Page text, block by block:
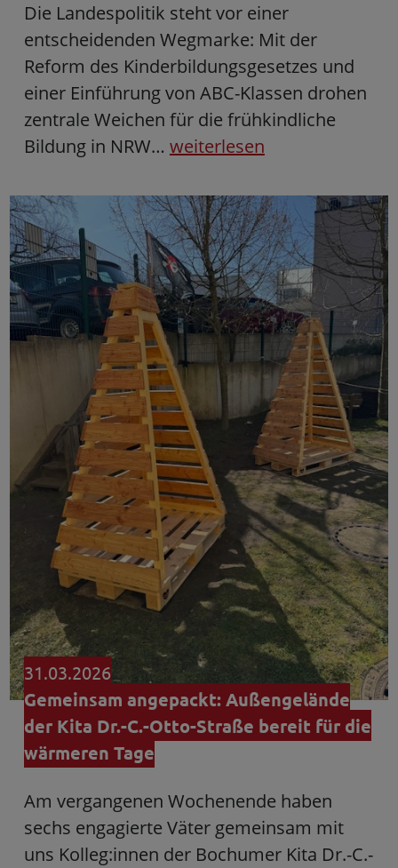
Die Landespolitik steht vor einer
entscheidenden Wegmarke: Mit der
Reform des Kinderbildungsgesetzes und
einer Einführung von ABC-Klassen drohen
zentrale Weichen für die frühkindliche
Bildung in NRW… weiterlesen
31.03.2026
Gemeinsam angepackt: Außengelände
der Kita Dr.-C.-Otto-Straße bereit für die
wärmeren Tage
Am vergangenen Wochenende haben
sechs engagierte Väter gemeinsam mit
uns Kolleg:innen der Bochumer Kita Dr.-C.-